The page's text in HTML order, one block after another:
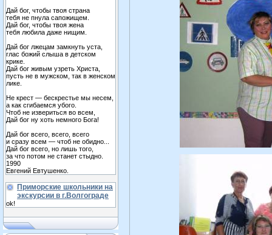
Дай бог, чтобы твоя страна
тебя не пнула сапожищем.
Дай бог, чтобы твоя жена
тебя любила даже нищим.
Дай бог лжецам замкнуть уста,
глас божий слыша в детском
крике.
Дай бог живым узреть Христа,
пусть не в мужском, так в женском
лике.
Не крест — бескрестье мы несем,
а как сгибаемся убого.
Чтоб не извериться во всем,
Дай бог ну хоть немного Бога!
Дай бог всего, всего, всего
и сразу всем — чтоб не обидно...
Дай бог всего, но лишь того,
за что потом не станет стыдно.
1990
Евгений Евтушенко.
Приморские школьники на
экскурсии в г.Волгограде
ok!